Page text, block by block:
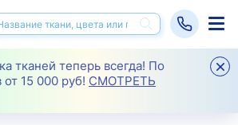
тканей теперь всегда! По
от 15 000 руб! СМОТРЕТЬ